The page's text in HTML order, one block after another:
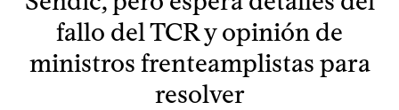
fallo del TCR y opinión de
ministros frenteamplistas para
resolver